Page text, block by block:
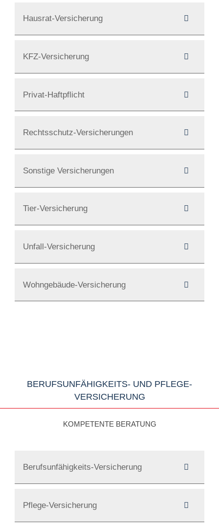
Hausrat-Versicherung
KFZ-Versicherung
Privat-Haftpflicht
Rechtsschutz-Versicherungen
Sonstige Versicherungen
Tier-Versicherung
Unfall-Versicherung
Wohngebäude-Versicherung
BERUFSUNFÄHIGKEITS- UND PFLEGE-
VERSICHERUNG
KOMPETENTE BERATUNG
Berufsunfähigkeits-Versicherung
Pflege-Versicherung